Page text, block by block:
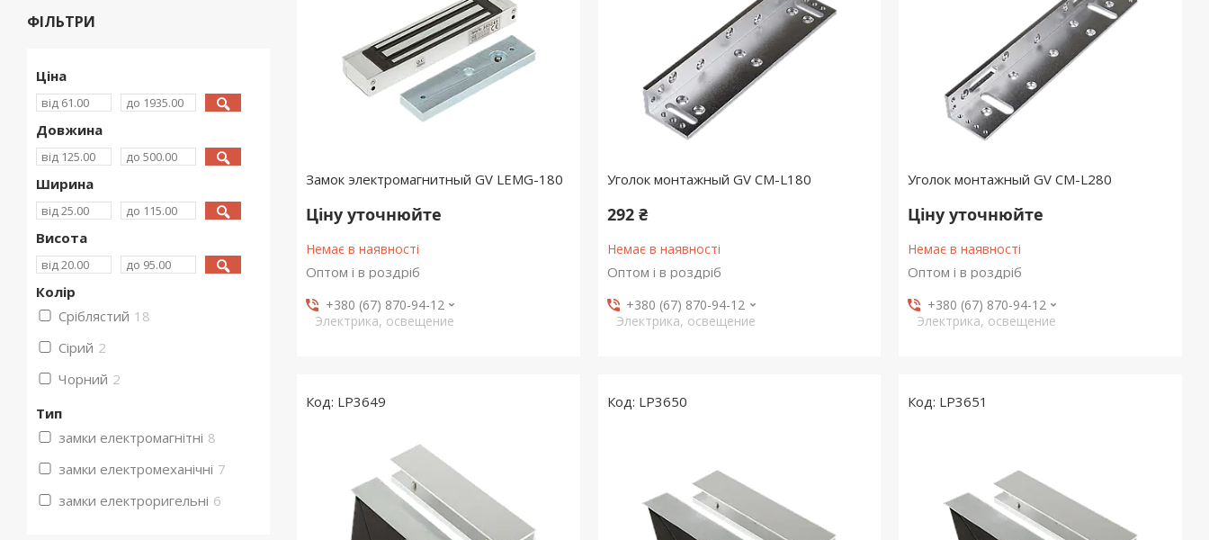
Замок электромагнитный GV LEMG-180
Ціну уточнюйте
Немає в наявності
Оптом і в роздріб
+380 (67) 870-94-12
Электрика, освещение
Уголок монтажный GV CM-L180
292 ₴
Немає в наявності
Оптом і в роздріб
+380 (67) 870-94-12
Электрика, освещение
Уголок монтажный GV CM-L280
Ціну уточнюйте
Немає в наявності
Оптом і в роздріб
+380 (67) 870-94-12
Электрика, освещение
LP3649 LP3650 LP3651
ФІЛЬТРИ
Ціна
Довжина
Ширина
Висота
Колір
Сріблястий 18
Сірий 2
Чорний 2
Тип
замки електромагнітні 8
замки електромеханічні 7
замки електроригельні 6